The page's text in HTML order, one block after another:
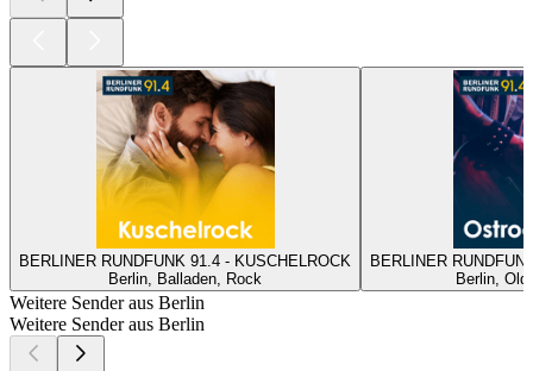
BERLINER RUNDFUNK 91.4 - KUSCHELROCK
Berlin, Balladen, Rock
BERLINER
Berlin,
Weitere Sender aus Berlin
Weitere Sender aus Berlin